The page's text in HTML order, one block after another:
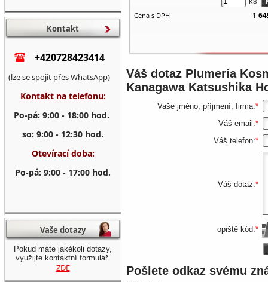
Cena s DPH
1
Váš dotaz Plumeria
Kanagawa Katsushika
Vaše jméno, příjmení, firma:*
Váš email:*
Váš telefon:*
Váš dotaz:*
opiště kód:*
Pošlete odkaz svému
Kontakt
+420728423414
(lze se spojit přes WhatsApp)
Kontakt na telefonu:
Po-pá: 9:00 - 18:00 hod.
so: 9:00 - 12:30 hod.
Otevírací doba:
Po-pá: 9:00 - 17:00 hod.
Vaše dotazy
Pokud máte jakékoli dotazy,
využijte kontaktní formulář.
ZDE